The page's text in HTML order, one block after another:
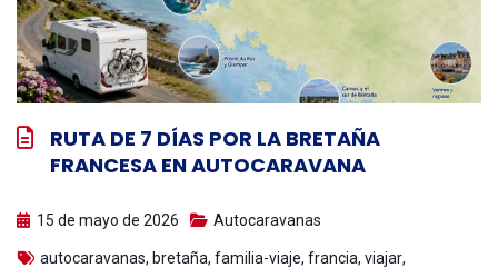
RUTA DE 7 DÍAS POR LA BRETAÑA
FRANCESA EN AUTOCARAVANA
15 de mayo de 2026 Autocaravanas
autocaravanas, bretaña, familia-viaje, francia, viajar,